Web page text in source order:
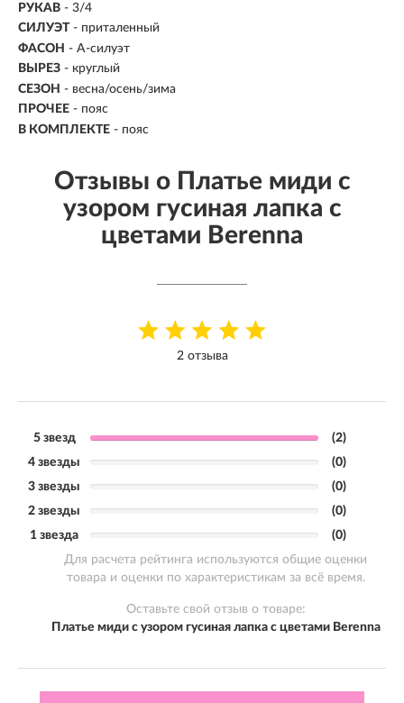
РУКАВ - 3/4
СИЛУЭТ - приталенный
ФАСОН - А-силуэт
ВЫРЕЗ - круглый
СЕЗОН - весна/осень/зима
ПРОЧЕЕ - пояс
В КОМПЛЕКТЕ - пояс
Отзывы о Платье миди с
узором гусиная лапка с
цветами Berenna
2 отзыва
5 звезд
(2)
4 звезды
(0)
3 звезды
(0)
2 звезды
(0)
1 звезда
(0)
Для расчета рейтинга используются общие оценки
товара и оценки по характеристикам за всё время.
Оставьте свой отзыв о товаре:
Платье миди с узором гусиная лапка с цветами Berenna